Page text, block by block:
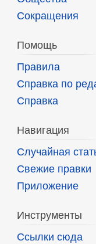
Сокращения
Помощь
Правила
Справка по
Справка
Навигация
Случайная
Свежие правки
Приложение
Инструменты
Ссылки сюда